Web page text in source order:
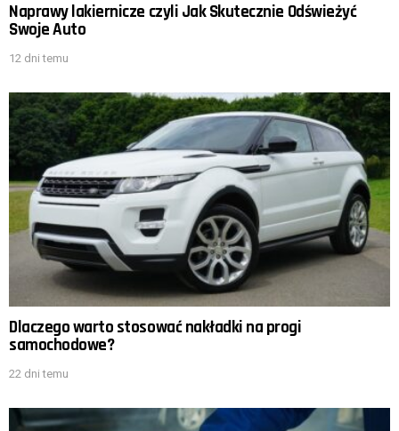
Naprawy lakiernicze czyli Jak Skutecznie Odświeżyć
Swoje Auto
12 dni temu
Dlaczego warto stosować nakładki na progi
samochodowe?
22 dni temu